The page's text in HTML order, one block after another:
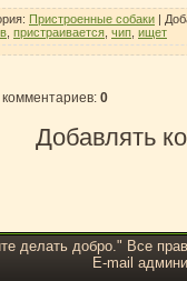
: Пристроенные собаки |
пристраивается чип ищет
комментариев: 0
Добавлять
делать добро." Все
E-mail